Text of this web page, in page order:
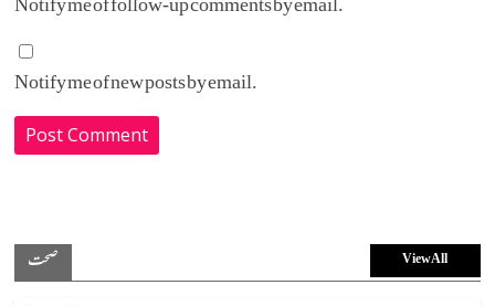
Notify me of follow-up comments by email.
Notify me of new posts by email.
صحت View All